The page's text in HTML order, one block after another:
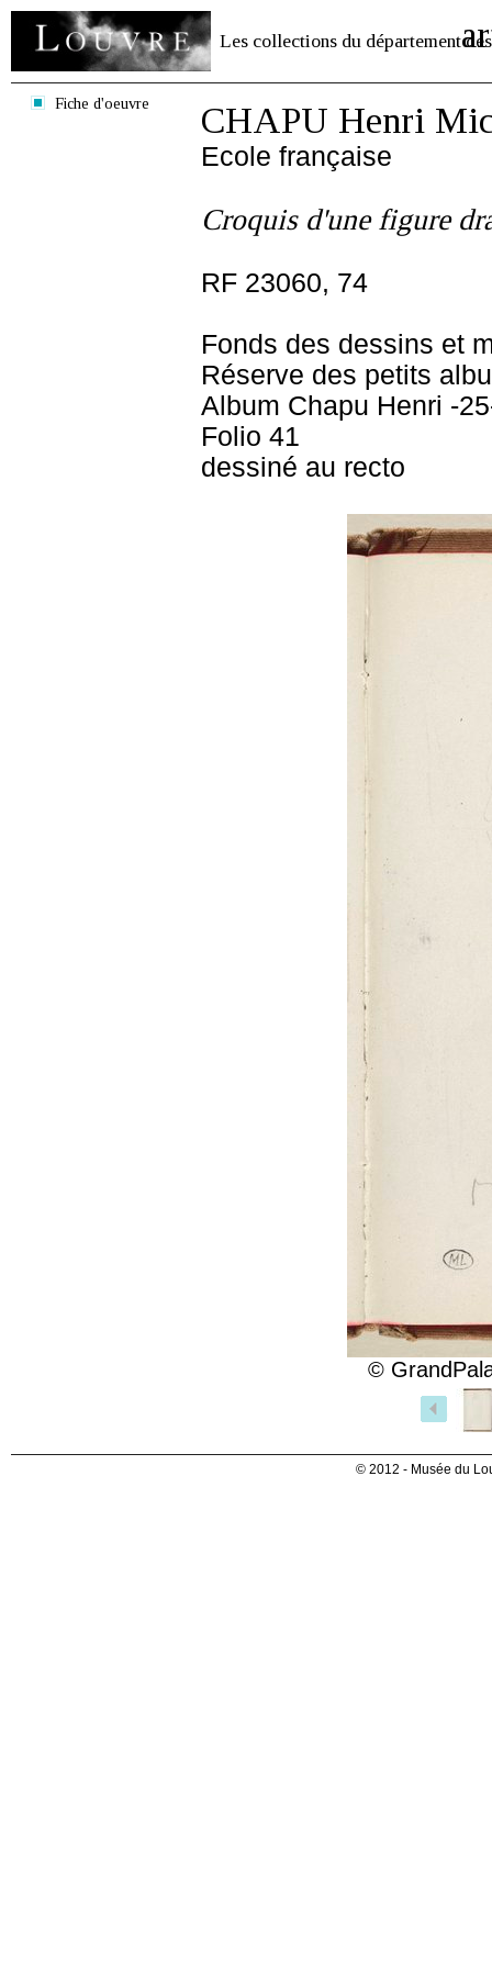
Les collections du département des
Fiche d'oeuvre CHAPU Henri
Ecole française
Croquis d'une figure
RF 23060, 74
Fonds des dessins et
Réserve des petits
Album Chapu Henri -
Folio 41
dessiné au recto
©
© 2012 - Musée du